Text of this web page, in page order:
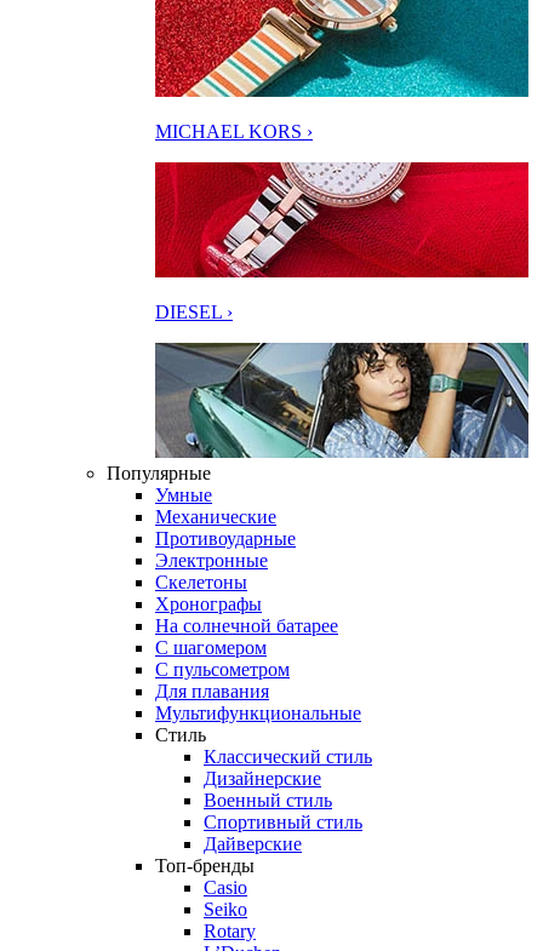
MICHAEL KORS ›
DIESEL ›
Популярные
Умные
Механические
Противоударные
Электронные
Скелетоны
Хронографы
На солнечной батарее
С шагомером
С пульсометром
Для плавания
Мультифункциональные
Стиль
Классический стиль
Дизайнерские
Военный стиль
Спортивный стиль
Дайверские
Топ-бренды
Casio
Seiko
Rotary